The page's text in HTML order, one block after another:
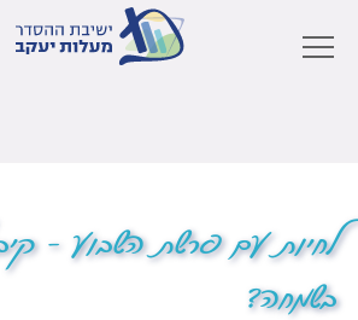
לחיות עם פרשת השבוע –
בשמחה?